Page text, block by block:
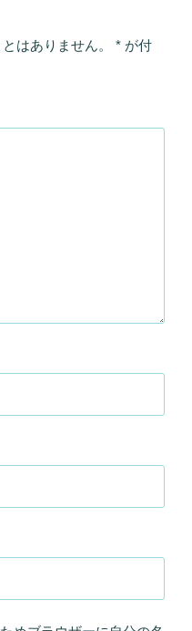
はありません。 * が付